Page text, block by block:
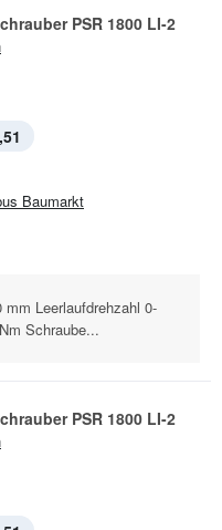
PSR 1800 LI-2
Baumarkt
Leerlaufdrehzahl 0-
Schraube...
PSR 1800 LI-2